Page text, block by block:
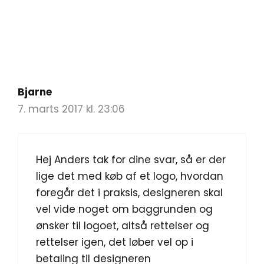
Bjarne
7. marts 2017 kl. 23:06
Hej Anders tak for dine svar, så er der
lige det med køb af et logo, hvordan
foregår det i praksis, designeren skal
vel vide noget om baggrunden og
ønsker til logoet, altså rettelser og
rettelser igen, det løber vel op i
betaling til designeren